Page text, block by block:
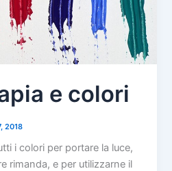
e colori
2018
i colori per portare la luce,
rimanda, e per utilizzarne il